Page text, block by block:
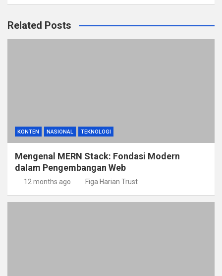
Related Posts
KONTEN NASIONAL TEKNOLOGI
Mengenal MERN Stack: Fondasi Modern
dalam Pengembangan Web
12 months ago Figa Harian Trust